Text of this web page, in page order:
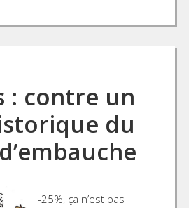
: contre un
du
-25%, ça n’est pas